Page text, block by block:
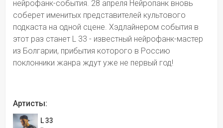
нейрофанк-события. 28 апреля Нейропанк вновь
соберет именитых представителей культового
подкаста на одной сцене. Хэдлайнером события в
этот раз станет L 33 - известный нейрофанк-мастер
из Болгарии, прибытия которого в Россию
поклонники жанра ждут уже не первый год!
Артисты:
L 33